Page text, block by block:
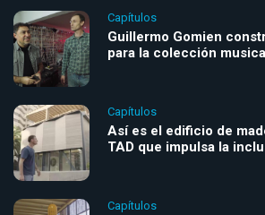
Capítulos
Guillermo Gomien
para la colección
Capítulos
Así es el edificio de
TAD que impulsa la
Capítulos